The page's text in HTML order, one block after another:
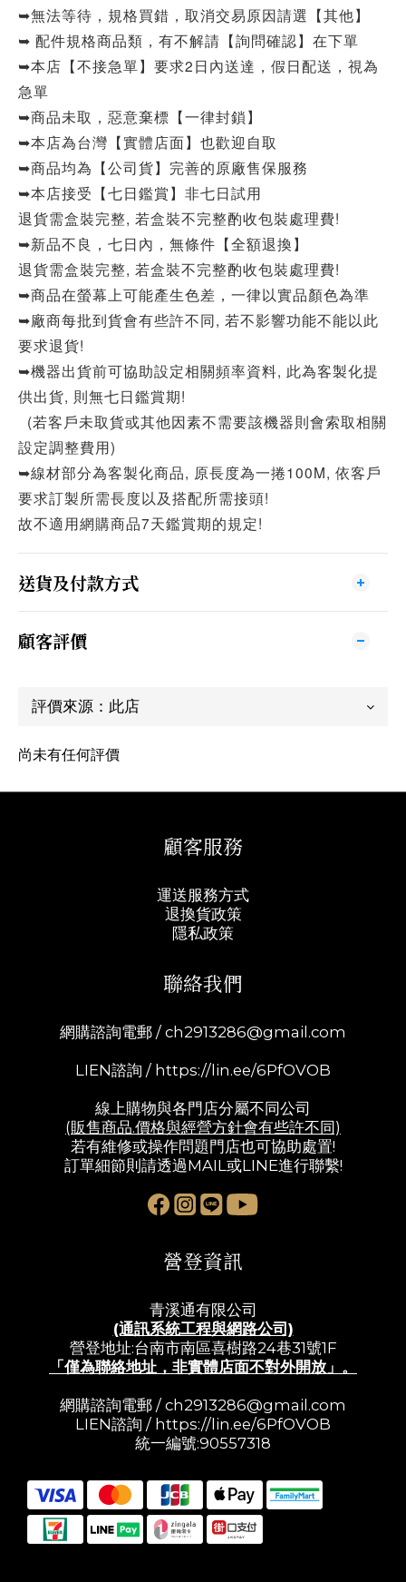
➥無法等待，規格買錯，取消交易原因請選【其他】
➥ 配件規格商品類，有不解請【詢問確認】在下單
➥本店【不接急單】要求2日內送達，假日配送，視為
急單
➥商品未取，惡意棄標【一律封鎖】
➥本店為台灣【實體店面】也歡迎自取
➥商品均為【公司貨】完善的原廠售保服務
➥本店接受【七日鑑賞】非七日試用
退貨需盒裝完整, 若盒裝不完整酌收包裝處理費!
➥新品不良，七日內，無條件【全額退換】
退貨需盒裝完整, 若盒裝不完整酌收包裝處理費!
➥商品在螢幕上可能產生色差，一律以實品顏色為準
➥廠商每批到貨會有些許不同, 若不影響功能不能以此
要求退貨!
➥機器出貨前可協助設定相關頻率資料, 此為客製化提
供出貨, 則無七日鑑賞期!
(若客戶未取貨或其他因素不需要該機器則會索取相關
設定調整費用)
➥線材部分為客製化商品, 原長度為一捲100M, 依客戶
要求訂製所需長度以及搭配所需接頭!
故不適用網購商品7天鑑賞期的規定!
送貨及付款方式
顧客評價
尚未有任何評價
顧客服務
運送服務方式
退換貨政策
隱私政策
聯絡我們
網購諮詢電郵 / ch2913286@gmail.com
LIEN諮詢 / https://lin.ee/6PfOVOB
線上購物與各門店分屬不同公司
(販售商品.價格與經營方針會有些許不同)
若有維修或操作問題門店也可協助處置!
訂單細節則請透過MAIL或LINE進行聯繫!
營登資訊
青溪通有限公司
(通訊系統工程與網路公司)
營登地址:台南市南區喜樹路24巷31號1F
「僅為聯絡地址，非實體店面不對外開放」。
網購諮詢電郵 / ch2913286@gmail.com
LIEN諮詢 / https://lin.ee/6PfOVOB
統一編號:90557318